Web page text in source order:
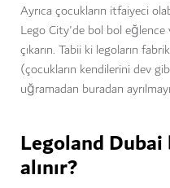
Ayrıca çocukların itfaiyeci
Lego City'de bol bol eğlence
çıkarın. Tabii ki legoların
(çocukların kendilerini dev
uğramadan buradan
Legoland
alınır?